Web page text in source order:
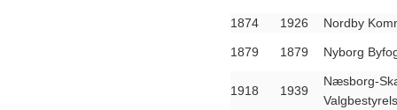
1874 1926 Nordby
1879 1879 Nyborg
1918 1939
Næsborg-